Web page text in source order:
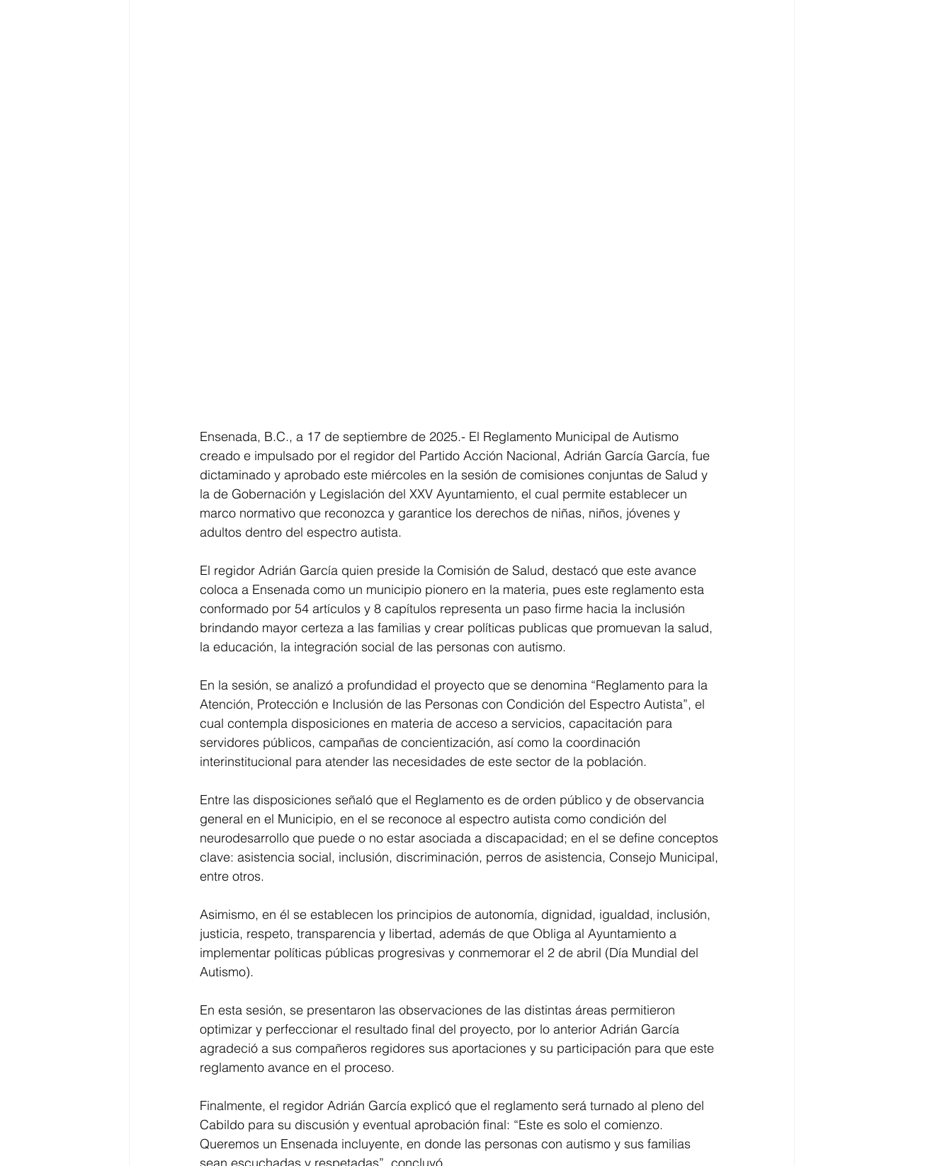
Ensenada, B.C., a 17 de septiembre de 2025.- El Reglamento Municipal de Autismo
creado e impulsado por el regidor del Partido Acción Nacional, Adrián García García, fue
dictaminado y aprobado este miércoles en la sesión de comisiones conjuntas de Salud y
la de Gobernación y Legislación del XXV Ayuntamiento, el cual permite establecer un
marco normativo que reconozca y garantice los derechos de niñas, niños, jóvenes y
adultos dentro del espectro autista.
El regidor Adrián García quien preside la Comisión de Salud, destacó que este avance
coloca a Ensenada como un municipio pionero en la materia, pues este reglamento esta
conformado por 54 artículos y 8 capítulos representa un paso firme hacia la inclusión
brindando mayor certeza a las familias y crear políticas publicas que promuevan la salud,
la educación, la integración social de las personas con autismo.
En la sesión, se analizó a profundidad el proyecto que se denomina “Reglamento para la
Atención, Protección e Inclusión de las Personas con Condición del Espectro Autista”, el
cual contempla disposiciones en materia de acceso a servicios, capacitación para
servidores públicos, campañas de concientización, así como la coordinación
interinstitucional para atender las necesidades de este sector de la población.
Entre las disposiciones señaló que el Reglamento es de orden público y de observancia
general en el Municipio, en el se reconoce al espectro autista como condición del
neurodesarrollo que puede o no estar asociada a discapacidad; en el se define conceptos
clave: asistencia social, inclusión, discriminación, perros de asistencia, Consejo Municipal,
entre otros.
Asimismo, en él se establecen los principios de autonomía, dignidad, igualdad, inclusión,
justicia, respeto, transparencia y libertad, además de que Obliga al Ayuntamiento a
implementar políticas públicas progresivas y conmemorar el 2 de abril (Día Mundial del
Autismo).
En esta sesión, se presentaron las observaciones de las distintas áreas permitieron
optimizar y perfeccionar el resultado final del proyecto, por lo anterior Adrián García
agradeció a sus compañeros regidores sus aportaciones y su participación para que este
reglamento avance en el proceso.
Finalmente, el regidor Adrián García explicó que el reglamento será turnado al pleno del
Cabildo para su discusión y eventual aprobación final: “Este es solo el comienzo.
Queremos un Ensenada incluyente, en donde las personas con autismo y sus familias
sean escuchadas y respetadas”, concluyó.